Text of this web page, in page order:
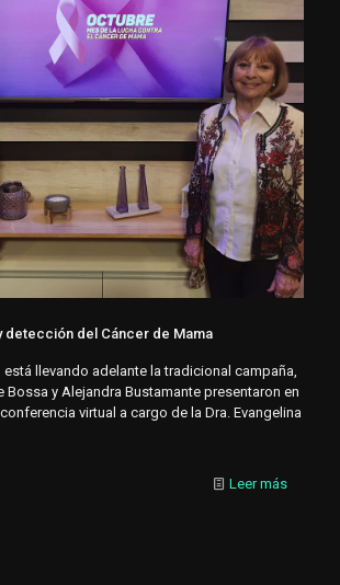
detección del Cáncer de Mama
está llevando adelante la tradicional campaña,
Bossa y Alejandra Bustamante presentaron en
virtual a cargo de la Dra. Evangelina
Leer más